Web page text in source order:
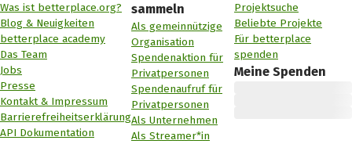
Was ist betterplace.org?
Blog & Neuigkeiten
betterplace academy
Das Team
Jobs
Presse
Kontakt & Impressum
Barrierefreiheitserklärung
API Dokumentation
sammeln
Als gemeinnützige
Organisation
Spendenaktion für
Privatpersonen
Spendenaufruf für
Privatpersonen
Als Unternehmen
Als Streamer*in
Projektsuche
Beliebte Projekte
Für betterplace
spenden
Meine Spenden